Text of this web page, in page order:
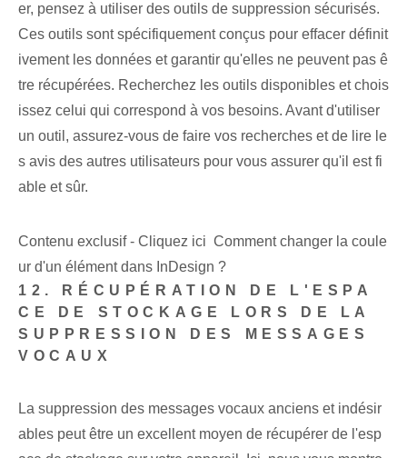
er, pensez à utiliser des outils de suppression sécurisés.
Ces outils sont spécifiquement conçus pour effacer définit
ivement les données et garantir qu'elles ne peuvent pas ê
tre récupérées. Recherchez les outils disponibles et chois
issez celui qui correspond à vos besoins. Avant d'utiliser
un outil, assurez-vous de faire vos recherches et de lire le
s avis des autres utilisateurs pour vous assurer qu'il est fi
able et sûr.
Contenu exclusif - Cliquez ici Comment changer la coule
ur d'un élément dans InDesign ?
12. RÉCUPÉRATION DE L'ESPA
CE DE STOCKAGE LORS DE LA
SUPPRESSION DES MESSAGES
VOCAUX
La suppression des messages vocaux anciens et indésir
ables peut être un excellent moyen de récupérer de l'esp